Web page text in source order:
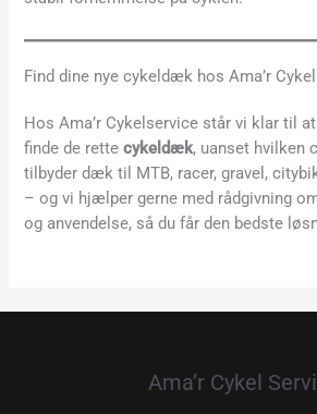
Find dine nye cykeldæk hos Ama’r
Hos Ama’r Cykelservice står vi klar til
finde de rettecykeldæk, uanset hvilken
tilbyder dæk til MTB, racer, gravel,
– og vi hjælper gerne med rådgivning
og anvendelse, så du får den bedste
Ama’r Cykel